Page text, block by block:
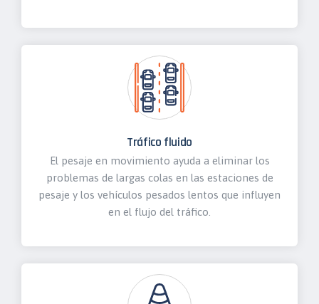
Tráfico fluido
El pesaje en movimiento ayuda a eliminar los
problemas de largas colas en las estaciones de
pesaje y los vehículos pesados lentos que influyen
en el flujo del tráfico.